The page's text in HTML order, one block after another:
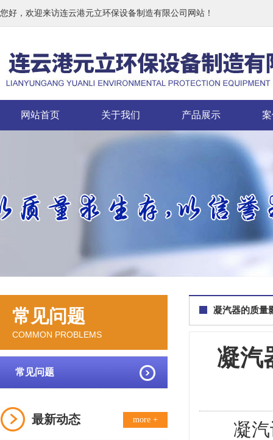
您好，欢迎来访连云港元立环保设备制造有限公司网站！
网站首页 关于我们 产品展示
常见问题
COMMON PROBLEMS
常见问题
最新动态 more +
凝汽器的质量
凝汽
凝汽设